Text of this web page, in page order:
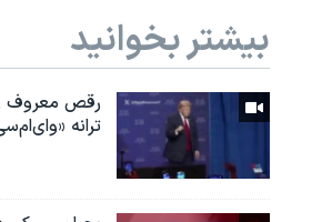
بیشتر بخوانید
رقص معروف
ترانه